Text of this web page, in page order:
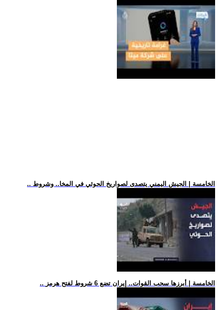
.. الخامسة | الجيش اليمني يتصدى لصواريخ الحوثي في المخا.. وشروط
.. الخامسة | أبرزها سحب القوات.. إيران تضع 6 شروط لفتح هرمز